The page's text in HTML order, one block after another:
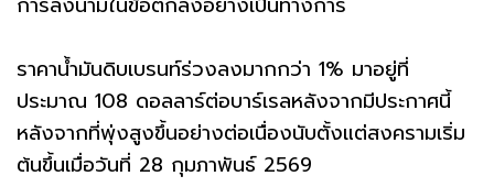
ราคาน้ำมันดิบเบรนท์ร่วงลงมากกว่า 1% มาอยู่ที่
ประมาณ 108 ดอลลาร์ต่อบาร์เรลหลังจากมีประกาศนี้
หลังจากที่พุ่งสูงขึ้นอย่างต่อเนื่องนับตั้งแต่สงครามเริ่ม
ต้นขึ้นเมื่อวันที่ 28 กุมภาพันธ์ 2569